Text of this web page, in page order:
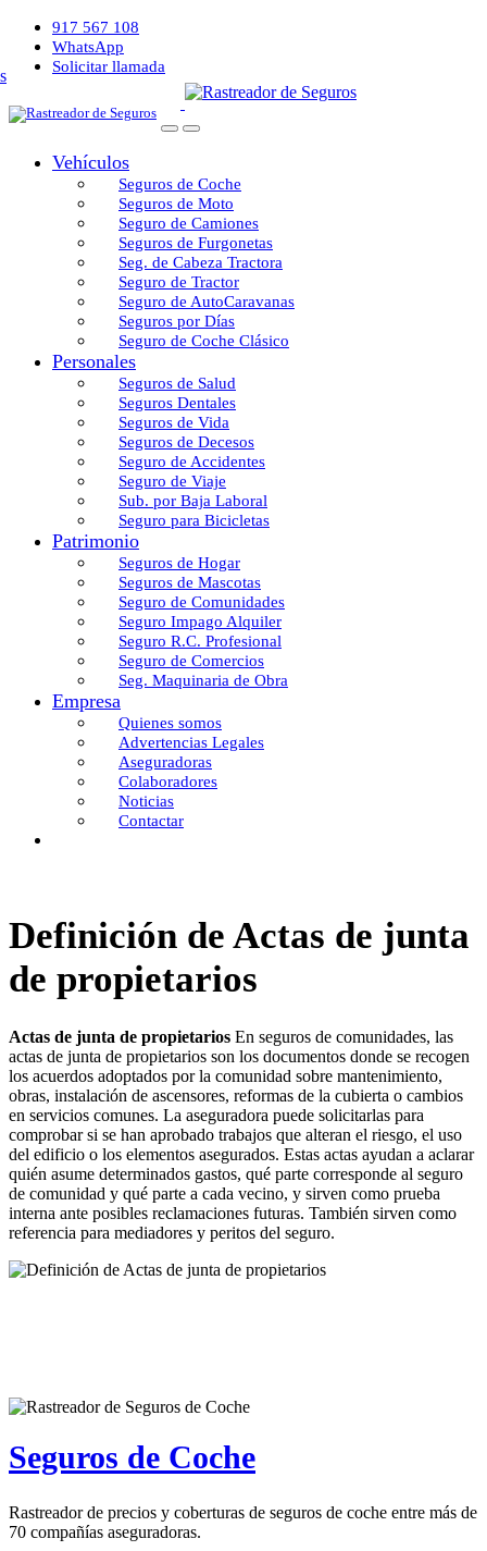
917 567 108
WhatsApp
Solicitar llamada
Vehículos
Seguros de Coche
Seguros de Moto
Seguro de Camiones
Seguros de Furgonetas
Seg. de Cabeza Tractora
Seguro de Tractor
Seguro de AutoCaravanas
Seguros por Días
Seguro de Coche Clásico
Personales
Seguros de Salud
Seguros Dentales
Seguros de Vida
Seguros de Decesos
Seguro de Accidentes
Seguro de Viaje
Sub. por Baja Laboral
Seguro para Bicicletas
Patrimonio
Seguros de Hogar
Seguros de Mascotas
Seguro de Comunidades
Seguro Impago Alquiler
Seguro R.C. Profesional
Seguro de Comercios
Seg. Maquinaria de Obra
Empresa
Quienes somos
Advertencias Legales
Aseguradoras
Colaboradores
Noticias
Contactar
Definición de Actas de junta
de propietarios
Actas de junta de propietarios En seguros de comunidades, las
actas de junta de propietarios son los documentos donde se recogen
los acuerdos adoptados por la comunidad sobre mantenimiento,
obras, instalación de ascensores, reformas de la cubierta o cambios
en servicios comunes. La aseguradora puede solicitarlas para
comprobar si se han aprobado trabajos que alteran el riesgo, el uso
del edificio o los elementos asegurados. Estas actas ayudan a aclarar
quién asume determinados gastos, qué parte corresponde al seguro
de comunidad y qué parte a cada vecino, y sirven como prueba
interna ante posibles reclamaciones futuras. También sirven como
referencia para mediadores y peritos del seguro.
Seguros de Coche
Rastreador de precios y coberturas de seguros de coche entre más de
70 compañías aseguradoras.